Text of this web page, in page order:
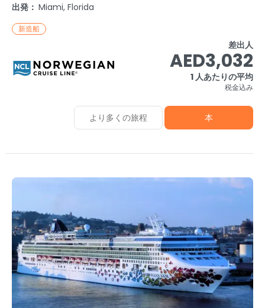
出発： Miami, Florida
新造船
差出人
AED3,032
1 人あたりの平均
税金込み
より多くの旅程 本